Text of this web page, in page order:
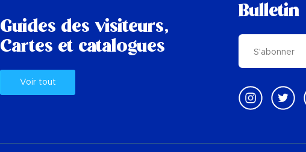
Guides des visiteurs,
Cartes et catalogues
Voir tout
Bulletin